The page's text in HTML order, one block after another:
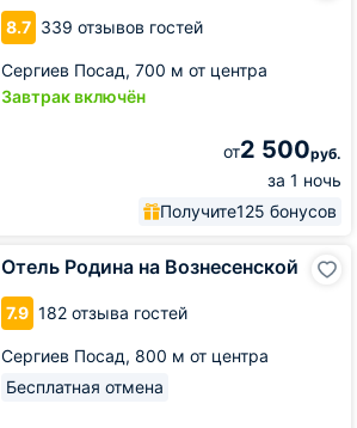
8.7 339 отзывов гостей
Сергиев Посад, 700 м от центра
Завтрак включён
от2 500руб.
за 1 ночь
Получите125 бонусов
Отель Родина на Вознесенской
7.9 182 отзыва гостей
Сергиев Посад, 800 м от центра
Бесплатная отмена